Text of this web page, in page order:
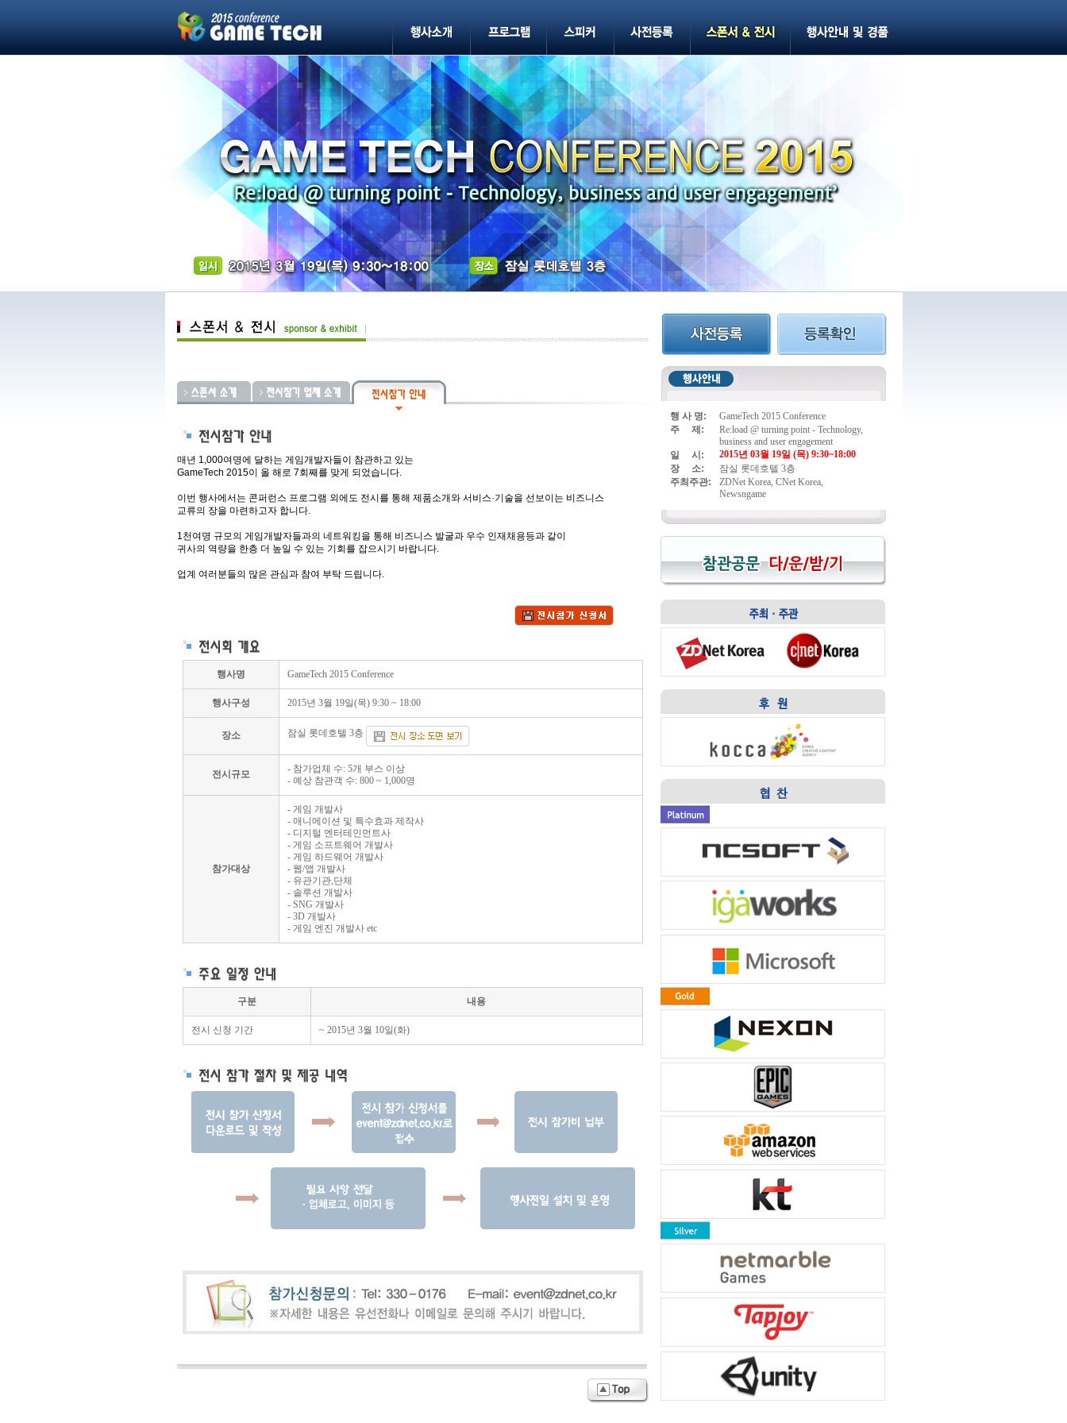
매년 1,000여명에 달하는 게임개발자들이 참관하고 있는
GameTech 2015이 올 해로 7회째를 맞게 되었습니다.
이번 행사에서는 콘퍼런스 프로그램 외에도 전시를 통해 제품소개와 서비스·기술을 선보이는 비즈니스
교류의 장을 마련하고자 합니다.
1천여명 규모의 게임개발자들과의 네트워킹을 통해 비즈니스 발굴과 우수 인재채용등과 같이
귀사의 역량을 한층 더 높일 수 있는 기회를 잡으시기 바랍니다.
업계 여러분들의 많은 관심과 참여 부탁 드립니다.
행사명 GameTech 2015 Conference
행사구성 2015년 3월 19일(목) 9:30 ~ 18:00
장소 잠실 롯데호텔 3층
전시규모
- 참가업체 수: 5개 부스 이상
- 예상 참관객 수: 800 ~ 1,000명
참가대상
- 게임 개발사
- 애니메이션 및 특수효과 제작사
- 디지털 엔터테인먼트사
- 게임 소프트웨어 개발사
- 게임 하드웨어 개발사
- 웹/앱 개발사
- 유관기관,단체
- 솔루션 개발사
- SNG 개발사
- 3D 개발사
- 게임 엔진 개발사 etc
구분 내용
전시 신청 기간 ~ 2015년 3월 10일(화)
행 사 명:
GameTech 2015 Conference
주 제:
Re:load @ turning point - Technology,
business and user engagement
일 시:
2015년 03월 19일 (목) 9:30~18:00
장 소:
잠실 롯데호텔 3층
주최주관:
ZDNet Korea, CNet Korea,
Newsngame